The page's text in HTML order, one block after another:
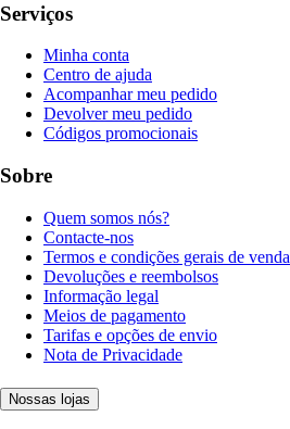
Serviços
Minha conta
Centro de ajuda
Acompanhar meu pedido
Devolver meu pedido
Códigos promocionais
Sobre
Quem somos nós?
Contacte-nos
Termos e condições gerais de venda
Devoluções e reembolsos
Informação legal
Meios de pagamento
Tarifas e opções de envio
Nota de Privacidade
Nossas lojas